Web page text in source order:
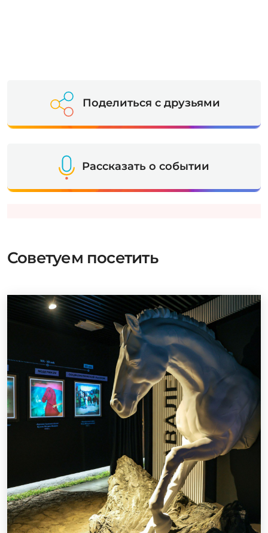
Поделиться с друзьями
Рассказать о событии
Советуем посетить